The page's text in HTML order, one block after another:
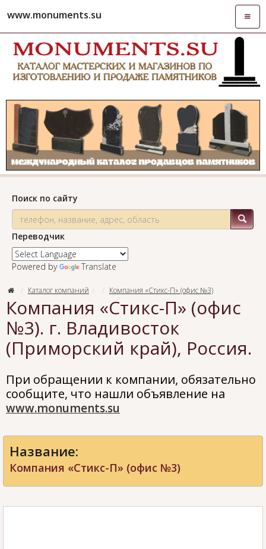
www.monuments.su
Поиск по сайту
Переводчик
Powered by Translate
Каталог компаний Компания «Стикс-П» (офис №3)
Компания «Стикс-П» (офис
№3). г. Владивосток
(Приморский край), Россия.
При обращении к компании, обязательно
сообщите, что нашли объявление на
www.monuments.su
Название:
Компания «Стикс-П» (офис №3)